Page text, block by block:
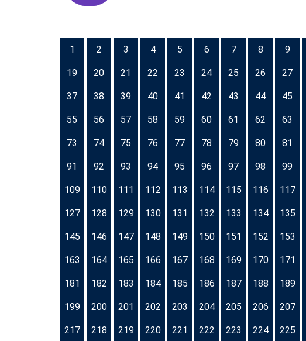
1 2 3 4 5 6 7 8 9
19 20 21 22 23 24 25 26 27
37 38 39 40 41 42 43 44 45
55 56 57 58 59 60 61 62 63
73 74 75 76 77 78 79 80 81
91 92 93 94 95 96 97 98 99
109 110 111 112 113 114 115 116 117
127 128 129 130 131 132 133 134 135
145 146 147 148 149 150 151 152 153
163 164 165 166 167 168 169 170 171
181 182 183 184 185 186 187 188 189
199 200 201 202 203 204 205 206 207
217 218 219 220 221 222 223 224 225